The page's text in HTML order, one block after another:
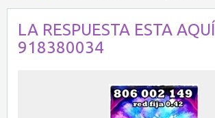
LA RESPUESTA ESTA AQUÍ
918380034